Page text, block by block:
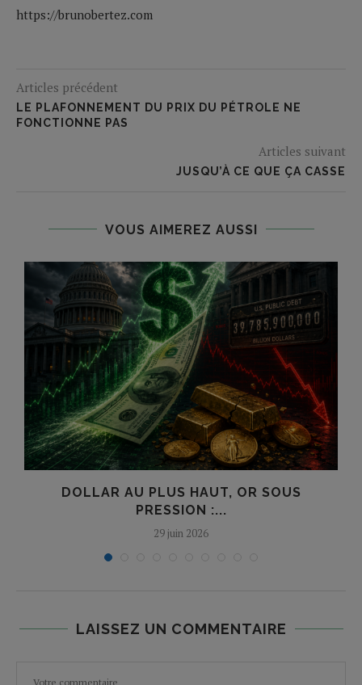
https://brunobertez.com
Articles précédent
LE PLAFONNEMENT DU PRIX DU PÉTROLE NE
FONCTIONNE PAS
Articles suivant
JUSQU’À CE QUE ÇA CASSE
VOUS AIMEREZ AUSSI
DOLLAR AU PLUS HAUT, OR SOUS
PRESSION :...
29 juin 2026
LAISSEZ UN COMMENTAIRE